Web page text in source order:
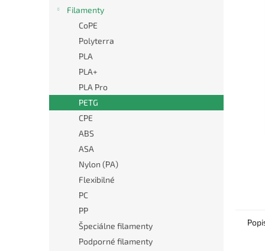
Filamenty
CoPE
Polyterra
PLA
PLA+
PLA Pro
PETG
CPE
ABS
ASA
Nylon (PA)
Flexibilné
PC
PP
Špeciálne filamenty
Podporné filamenty